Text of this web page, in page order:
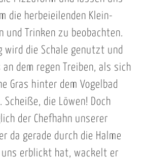
die herbeieilenden Klein-
und Trinken zu beobachten.
wird die Schale genutzt und
dem regen Treiben, als sich
Gras hinter dem Vogelbad
die Löwen! Doch
der Chefhahn unserer
da gerade durch die Halme
uns erblickt hat, wackelt er